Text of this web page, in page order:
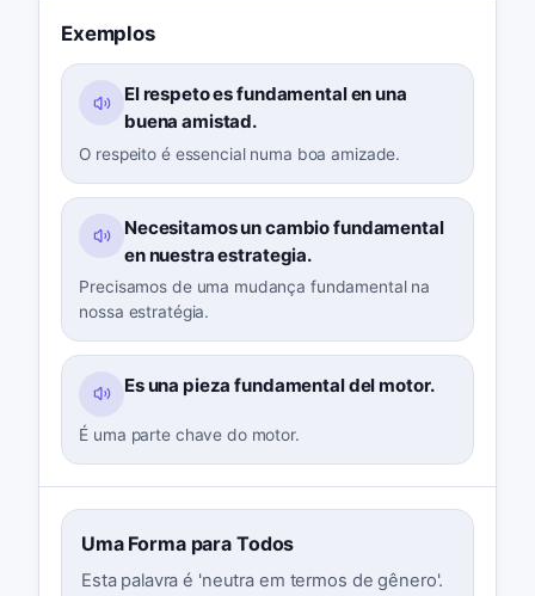
Exemplos
El respeto es fundamental en una
buena amistad.
O respeito é essencial numa boa amizade.
Necesitamos un cambio fundamental
en nuestra estrategia.
Precisamos de uma mudança fundamental na
nossa estratégia.
Es una pieza fundamental del motor.
É uma parte chave do motor.
Uma Forma para Todos
Esta palavra é 'neutra em termos de gênero'.